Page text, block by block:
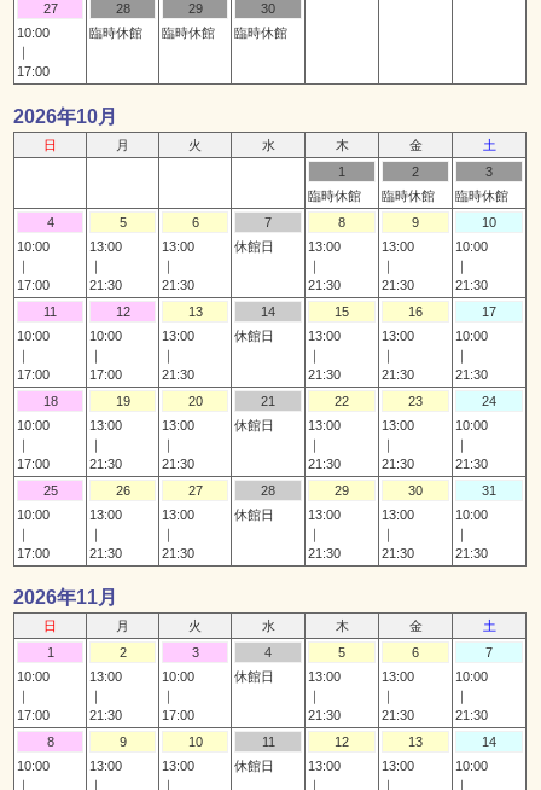
27
10:00
｜
17:00
28
臨時休館
29
臨時休館
30
臨時休館
2026年10月
日 月 火 水 木 金
土
1
臨時休館
2
臨時休館
3
臨時休館
4
10:00
｜
17:00
5
13:00
｜
21:30
6
13:00
｜
21:30
7
休館日
8
13:00
｜
21:30
9
13:00
｜
21:30
10
10:00
｜
21:30
11
10:00
｜
17:00
12
10:00
｜
17:00
13
13:00
｜
21:30
14
休館日
15
13:00
｜
21:30
16
13:00
｜
21:30
17
10:00
｜
21:30
18
10:00
｜
17:00
19
13:00
｜
21:30
20
13:00
｜
21:30
21
休館日
22
13:00
｜
21:30
23
13:00
｜
21:30
24
10:00
｜
21:30
25
10:00
｜
17:00
26
13:00
｜
21:30
27
13:00
｜
21:30
28
休館日
29
13:00
｜
21:30
30
13:00
｜
21:30
31
10:00
｜
21:30
2026年11月
日 月 火 水 木 金
土
1
10:00
｜
17:00
2
13:00
｜
21:30
3
10:00
｜
17:00
4
休館日
5
13:00
｜
21:30
6
13:00
｜
21:30
7
10:00
｜
21:30
8
10:00
｜
9
13:00
｜
10
13:00
｜
11
休館日
12
13:00
｜
13
13:00
｜
14
10:00
｜